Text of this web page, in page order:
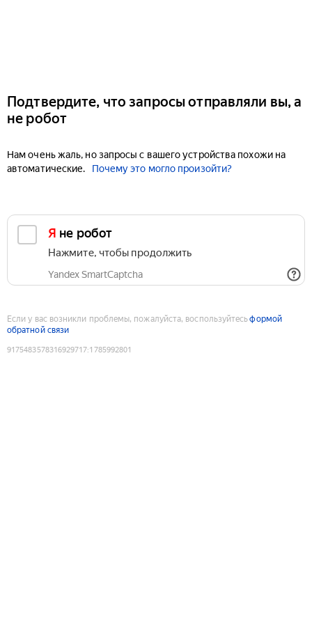
Подтвердите, что запросы отправляли вы, а
не робот
Нам очень жаль, но запросы с вашего устройства похожи на
автоматические.
Почему это могло произойти?
Я не робот
Нажмите, чтобы продолжить
Yandex SmartCaptcha
Если у вас возникли проблемы, пожалуйста, воспользуйтесьформой
обратной связи
9175483578316929717:1785992801